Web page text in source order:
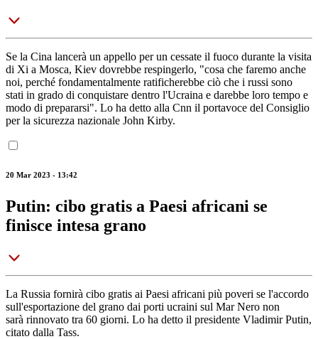
Se la Cina lancerà un appello per un cessate il fuoco durante la visita
di Xi a Mosca, Kiev dovrebbe respingerlo, "cosa che faremo anche
noi, perché fondamentalmente ratificherebbe ciò che i russi sono
stati in grado di conquistare dentro l'Ucraina e darebbe loro tempo e
modo di prepararsi". Lo ha detto alla Cnn il portavoce del Consiglio
per la sicurezza nazionale John Kirby.
20 Mar 2023 - 13:42
Putin: cibo gratis a Paesi africani se
finisce intesa grano
La Russia fornirà cibo gratis ai Paesi africani più poveri se l'accordo
sull'esportazione del grano dai porti ucraini sul Mar Nero non
sarà rinnovato tra 60 giorni. Lo ha detto il presidente Vladimir Putin,
citato dalla Tass.